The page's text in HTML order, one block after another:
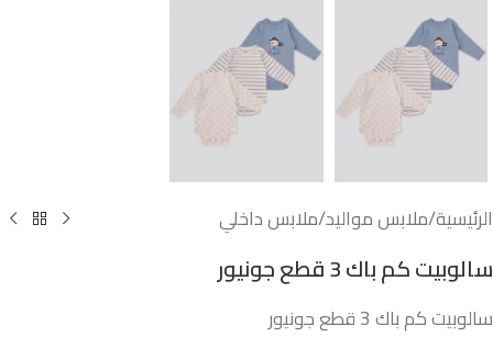
الرئيسية/ملابس مواليد/ملابس داخلي
سالوبيت كم باك 3 قطع جونيور
سالوبيت كم باك 3 قطع جونيور